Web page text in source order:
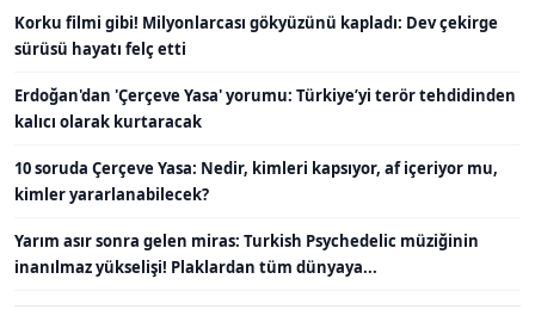
Korku filmi gibi! Milyonlarcası gökyüzünü kapladı: Dev çekirge
sürüsü hayatı felç etti
Erdoğan'dan 'Çerçeve Yasa' yorumu: Türkiye’yi terör tehdidinden
kalıcı olarak kurtaracak
10 soruda Çerçeve Yasa: Nedir, kimleri kapsıyor, af içeriyor mu,
kimler yararlanabilecek?
Yarım asır sonra gelen miras: Turkish Psychedelic müziğinin
inanılmaz yükselişi! Plaklardan tüm dünyaya...